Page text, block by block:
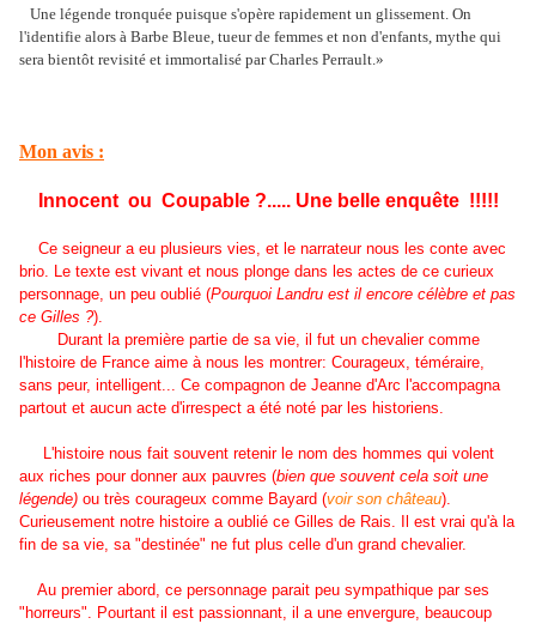
Une légende tronquée puisque s'opère rapidement un glissement. On
l'identifie alors à Barbe Bleue, tueur de femmes et non d'enfants, mythe qui
sera bientôt revisité et immortalisé par Charles Perrault.»
Mon avis :
Innocent ou Coupable ?..... Une belle enquête !!!!!
Ce seigneur a eu plusieurs vies, et le narrateur nous les conte avec
brio. Le texte est vivant et nous plonge dans les actes de ce curieux
personnage, un peu oublié (Pourquoi Landru est il encore célèbre et pas
ce Gilles ?).
Durant la première partie de sa vie, il fut un chevalier comme
l'histoire de France aime à nous les montrer: Courageux, téméraire,
sans peur, intelligent... Ce compagnon de Jeanne d'Arc l'accompagna
partout et aucun acte d'irrespect a été noté par les historiens.
L'histoire nous fait souvent retenir le nom des hommes qui volent
aux riches pour donner aux pauvres (bien que souvent cela soit une
légende) ou très courageux comme Bayard (voir son château).
Curieusement notre histoire a oublié ce Gilles de Rais. Il est vrai qu'à la
fin de sa vie, sa "destinée" ne fut plus celle d'un grand chevalier.
Au premier abord, ce personnage parait peu sympathique par ses
"horreurs". Pourtant il est passionnant, il a une envergure, beaucoup